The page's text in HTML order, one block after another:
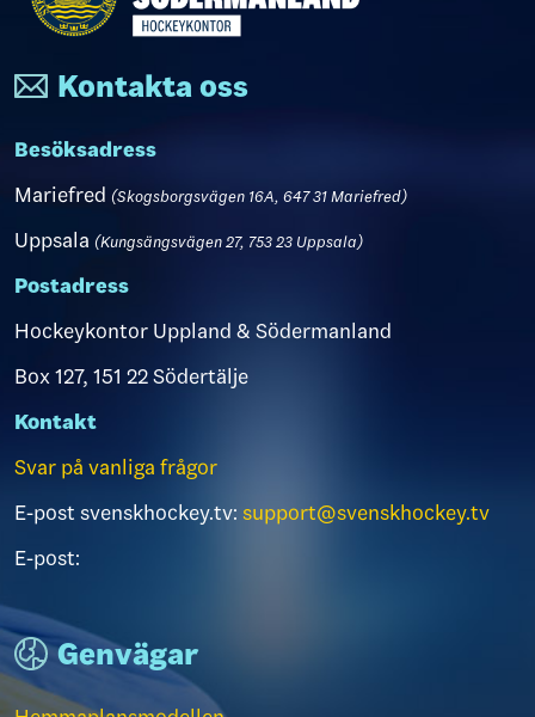
Kontakta oss
Besöksadress
Mariefred (Skogsborgsvägen 16A, 647 31 Mariefred)
Uppsala (Kungsängsvägen 27, 753 23 Uppsala)
Postadress
Hockeykontor Uppland & Södermanland
Box 127, 151 22 Södertälje
Kontakt
Svar på vanliga frågor
E-post svenskhockey.tv: support@svenskhockey.tv
E-post:
Genvägar